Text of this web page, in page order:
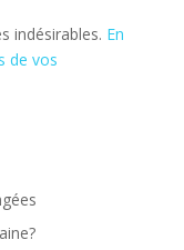
indésirables. En
de vos